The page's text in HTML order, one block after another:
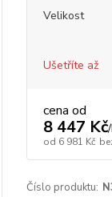
Velikost
Ušetříte až
cena od
8 447 Kč/
od 6 981 Kč
Číslo produktu: